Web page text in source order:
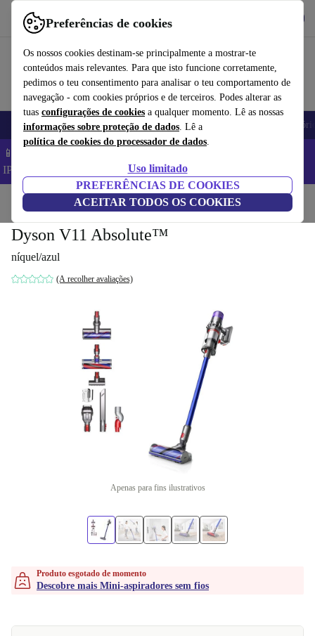
Preferências de cookies
Os nossos cookies destinam-se principalmente a mostrar-te
conteúdos mais relevantes. Para que isto funcione corretamente,
pedimos o teu consentimento para analisar o teu comportamento de
navegação - com cookies próprios e de terceiros. Podes alterar as
tuas configurações de cookies a qualquer momento. Lê as nossas
informações sobre proteção de dados. Lê a
política de cookies do processador de dados.
Uso limitado
PREFERÊNCIAS DE COOKIES
ACEITAR TODOS OS COOKIES
Use o refurbed de forma rápida e fácil
Telemóveis Computadores Portáteis Tablets
📱 Poupa 5% EXTRA em todos os iPhones – Código:
IPHONEDEAL –
Início Casa Limpeza de chão Mini-aspiradores sem fios
Dyson V11 Absolute™
níquel/azul
(A recolher avaliações)
Apenas para fins ilustrativos
Produto esgotado de momento
Descobre mais Mini-aspiradores sem fios